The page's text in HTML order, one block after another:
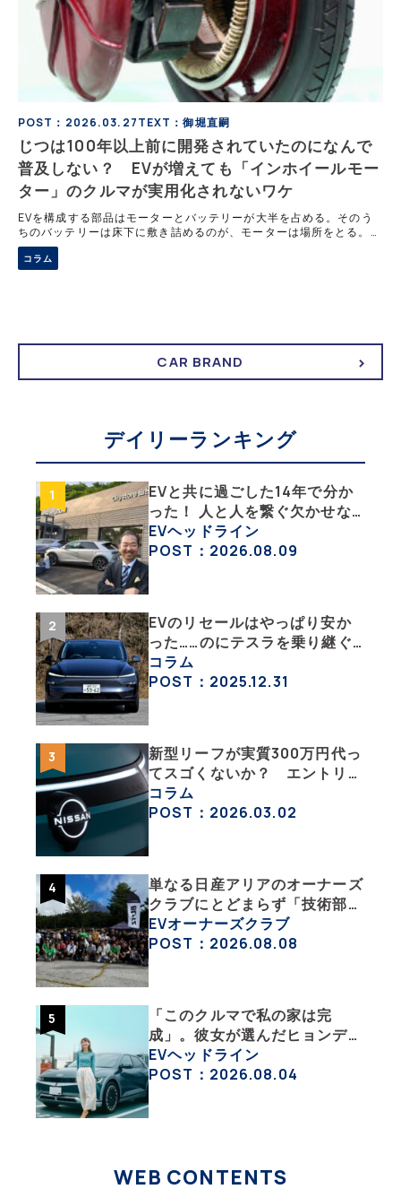
POST：2026.03.27TEXT：御堀直嗣
じつは100年以上前に開発されていたのになんで
普及しない？ EVが増えても「インホイールモー
ター」のクルマが実用化されないワケ
EVを構成する部品はモーターとバッテリーが大半を占める。そのう
ちのバッテリーは床下に敷き詰めるのが、モーターは場所をとる。そ
こで実用化を目指して開発が進められているのが、インホイールモー
ターと言われるモーターだ。しかしこれ、100年以上前に実用化され
るも、それ以降は現代まで市販化はほぼされていない。その理由に迫
コラム
CAR BRAND
デイリーランキング
EVと共に過ごした14年で分か
った！ 人と人を繋ぐ欠かせな
い相棒、それがEV!!【EV総合
研究所のリアルEVライフ：そ
EVヘッドライン
POST：2026.08.09
EVのリセールはやっぱり安か
った……のにテスラを乗り継ぐ
ってどういうこと？ 【テスラ
沼にはまった大学教授のEV生
コラム
POST：2025.12.31
新型リーフが実質300万円代っ
てスゴくないか？ エントリー
グレード「B5」の中身を詳細
チェックした
コラム
POST：2026.03.02
単なる日産アリアのオーナーズ
クラブにとどまらず「技術部」
「バイク部」「釣り部」など多
彩な趣味人集合体がAOCJ【
EVオーナーズクラブ
POST：2026.08.08
「このクルマで私の家は完
成」。彼女が選んだヒョンデ
「IONIQ 5」の「エネルギーハ
ック」な生活【ななみんEVレ
EVヘッドライン
POST：2026.08.04
WEB CONTENTS